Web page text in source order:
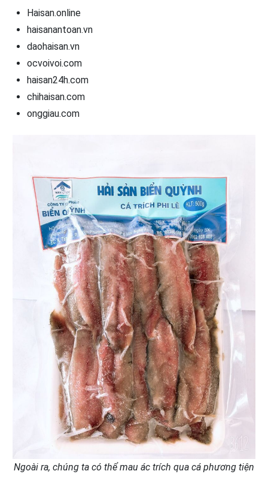
Haisan.online
haisanantoan.vn
daohaisan.vn
ocvoivoi.com
haisan24h.com
chihaisan.com
onggiau.com
Ngoài ra, chúng ta có thể mau ác trích qua cá phương tiện